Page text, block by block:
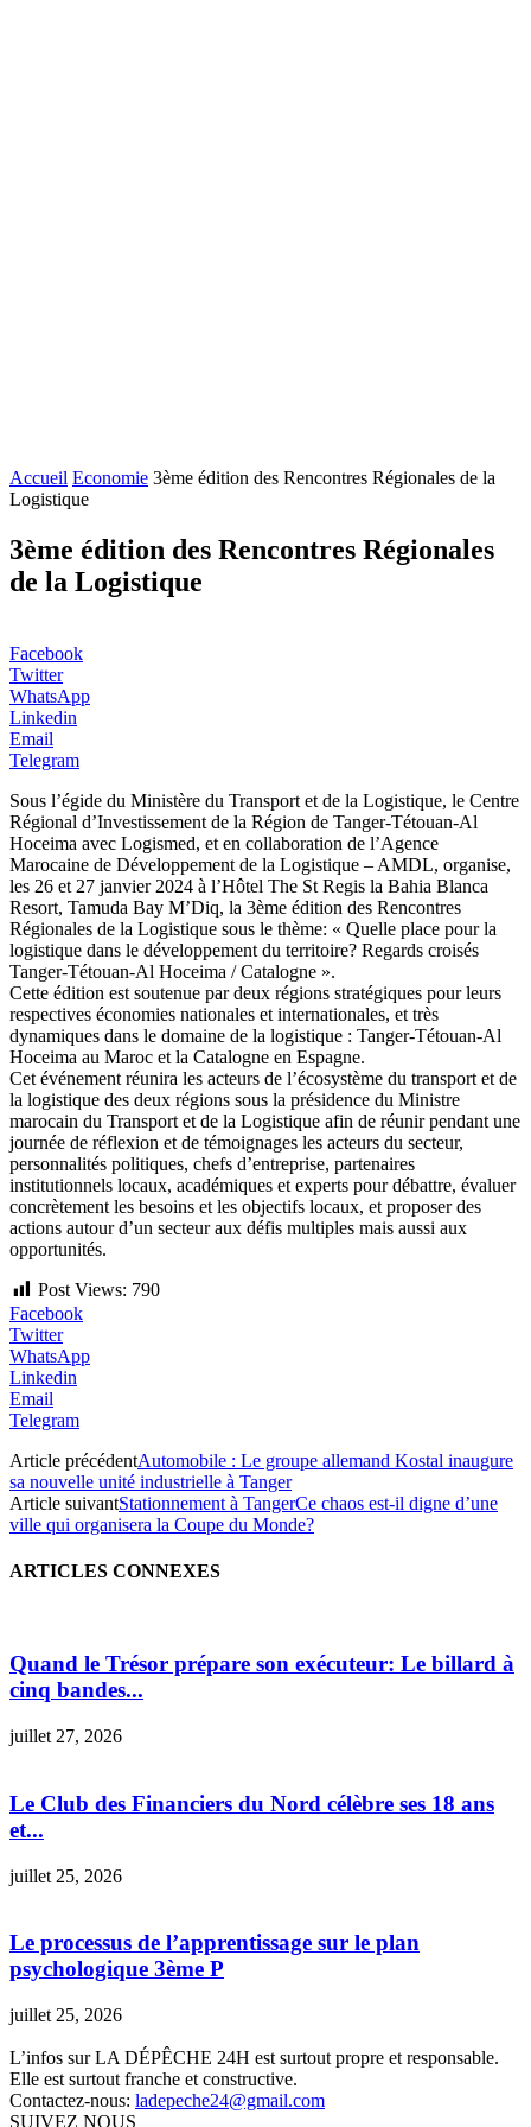
Accueil Economie 3ème édition des Rencontres Régionales de la
Logistique
3ème édition des Rencontres Régionales
de la Logistique
Facebook
Twitter
WhatsApp
Linkedin
Email
Telegram
Sous l’égide du Ministère du Transport et de la Logistique, le Centre
Régional d’Investissement de la Région de Tanger-Tétouan-Al
Hoceima avec Logismed, et en collaboration de l’Agence
Marocaine de Développement de la Logistique – AMDL, organise,
les 26 et 27 janvier 2024 à l’Hôtel The St Regis la Bahia Blanca
Resort, Tamuda Bay M’Diq, la 3ème édition des Rencontres
Régionales de la Logistique sous le thème: « Quelle place pour la
logistique dans le développement du territoire? Regards croisés
Tanger-Tétouan-Al Hoceima / Catalogne ».
Cette édition est soutenue par deux régions stratégiques pour leurs
respectives économies nationales et internationales, et très
dynamiques dans le domaine de la logistique : Tanger-Tétouan-Al
Hoceima au Maroc et la Catalogne en Espagne.
Cet événement réunira les acteurs de l’écosystème du transport et de
la logistique des deux régions sous la présidence du Ministre
marocain du Transport et de la Logistique afin de réunir pendant une
journée de réflexion et de témoignages les acteurs du secteur,
personnalités politiques, chefs d’entreprise, partenaires
institutionnels locaux, académiques et experts pour débattre, évaluer
concrètement les besoins et les objectifs locaux, et proposer des
actions autour d’un secteur aux défis multiples mais aussi aux
opportunités.
Post Views: 790
Facebook
Twitter
WhatsApp
Linkedin
Email
Telegram
Article précédentAutomobile : Le groupe allemand Kostal inaugure
sa nouvelle unité industrielle à Tanger
Article suivantStationnement à TangerCe chaos est-il digne d’une
ville qui organisera la Coupe du Monde?
ARTICLES CONNEXES
Quand le Trésor prépare son exécuteur: Le billard à
cinq bandes...
juillet 27, 2026
Le Club des Financiers du Nord célèbre ses 18 ans
et...
juillet 25, 2026
Le processus de l’apprentissage sur le plan
psychologique 3ème P
juillet 25, 2026
L’infos sur LA DÉPÊCHE 24H est surtout propre et responsable.
Elle est surtout franche et constructive.
Contactez-nous: ladepeche24@gmail.com
SUIVEZ NOUS